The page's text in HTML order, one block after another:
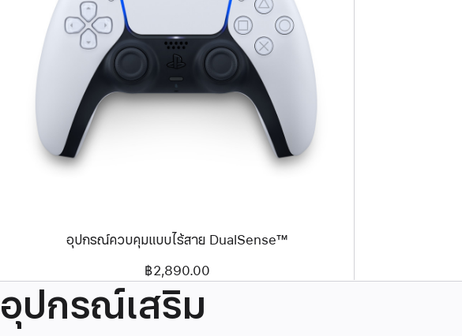
ก่อน
หน้า
รูปภาพ
-
อุปกรณ์
อุปกรณ์ควบคุมแบบไร้สาย DualSense™
฿2,890.00
อุปกรณ์เสริม